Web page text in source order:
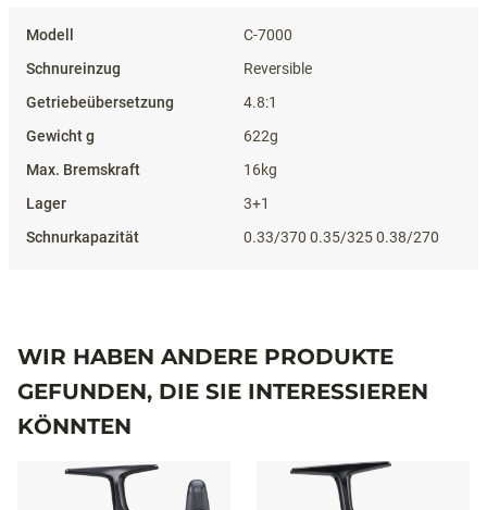
C-7000
Reversible
4.8:1
622g
16kg
3+1
0.33/370 0.35/325 0.38/270
WIR HABEN ANDERE PRODUKTE
GEFUNDEN, DIE SIE INTERESSIEREN
KÖNNTEN